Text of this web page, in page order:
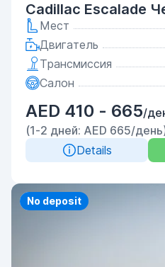
Cadillac Escalade
Мест
Двигатель
Трансмиссия
Салон
AED 410 - 665/
(1-2 дней: AED 665/
Details
Priority
No deposit